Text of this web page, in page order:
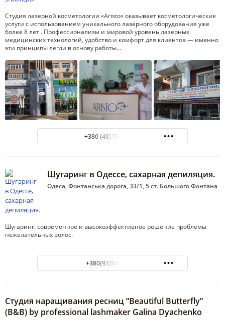
Студия лазерной косметологии «Aristo» оказывает косметологические
услуги с использованием уникального лазерного оборудования уже
более 8 лет . Профессионализм и мировой уровень лазерных
медицинских технологий, удобство и комфорт для клиентов — именно
эти принципы легли в основу работы…
+380 (48) 798-29-25
Шугаринг в Одессе, сахарная депиляция.
Одеса, Фонтанська дорога, 33/1, 5 ст. Большого Фонтана
Шугаринг: современное и высокоэффективное решение проблемы
нежелательных волос.
+380(93)540-08-00
Студия наращивания ресниц “Beautiful Butterfly”
(B&B) by professional lashmaker Galina Dyachenko